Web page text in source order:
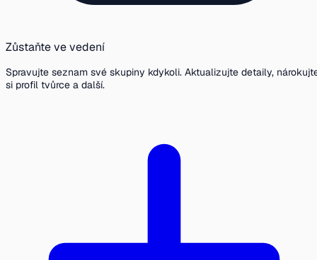
Zůstaňte ve vedení
Spravujte seznam své skupiny kdykoli. Aktualizujte detaily,
si profil tvůrce a další.